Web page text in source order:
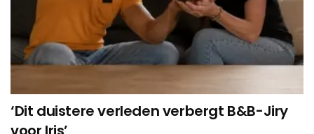
‘Dit duistere verleden verbergt B&B-Jiry